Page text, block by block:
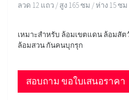
ลวด 12 แถว / สูง 165 ซม / ห่าง 15 ซม
เหมาะสำหรับ ล้อมเขตแดน ล้อมสั
ล้อมสวน กันคนบุกรุก
สอบถาม ขอใบเสนอราคา